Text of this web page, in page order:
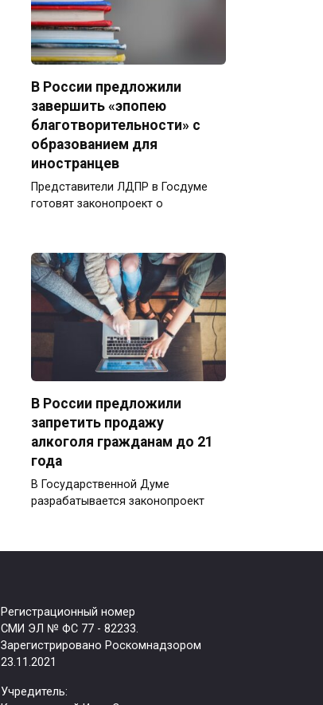
В России предложили
завершить «эпопею
благотворительности» с
образованием для
иностранцев
Представители ЛДПР в Госдуме
готовят законопроект о
В России предложили
запретить продажу
алкоголя гражданам до 21
года
В Государственной Думе
разрабатывается законопроект
Регистрационный номер
СМИ ЭЛ № ФС 77 - 82233.
Зарегистрировано Роскомнадзором
23.11.2021
Учредитель: